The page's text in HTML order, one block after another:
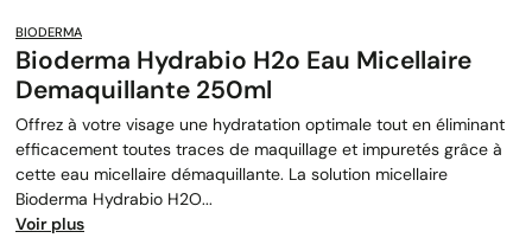
BIODERMA
Bioderma Hydrabio H2o Eau Micellaire
Demaquillante 250ml
Offrez à votre visage une hydratation optimale tout en éliminant
efficacement toutes traces de maquillage et impuretés grâce à
cette eau micellaire démaquillante. La solution micellaire
Bioderma Hydrabio H2O...
Voir plus